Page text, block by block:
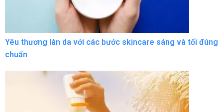
Yêu thương làn da với các bước skincare sáng và tối đúng
chuẩn